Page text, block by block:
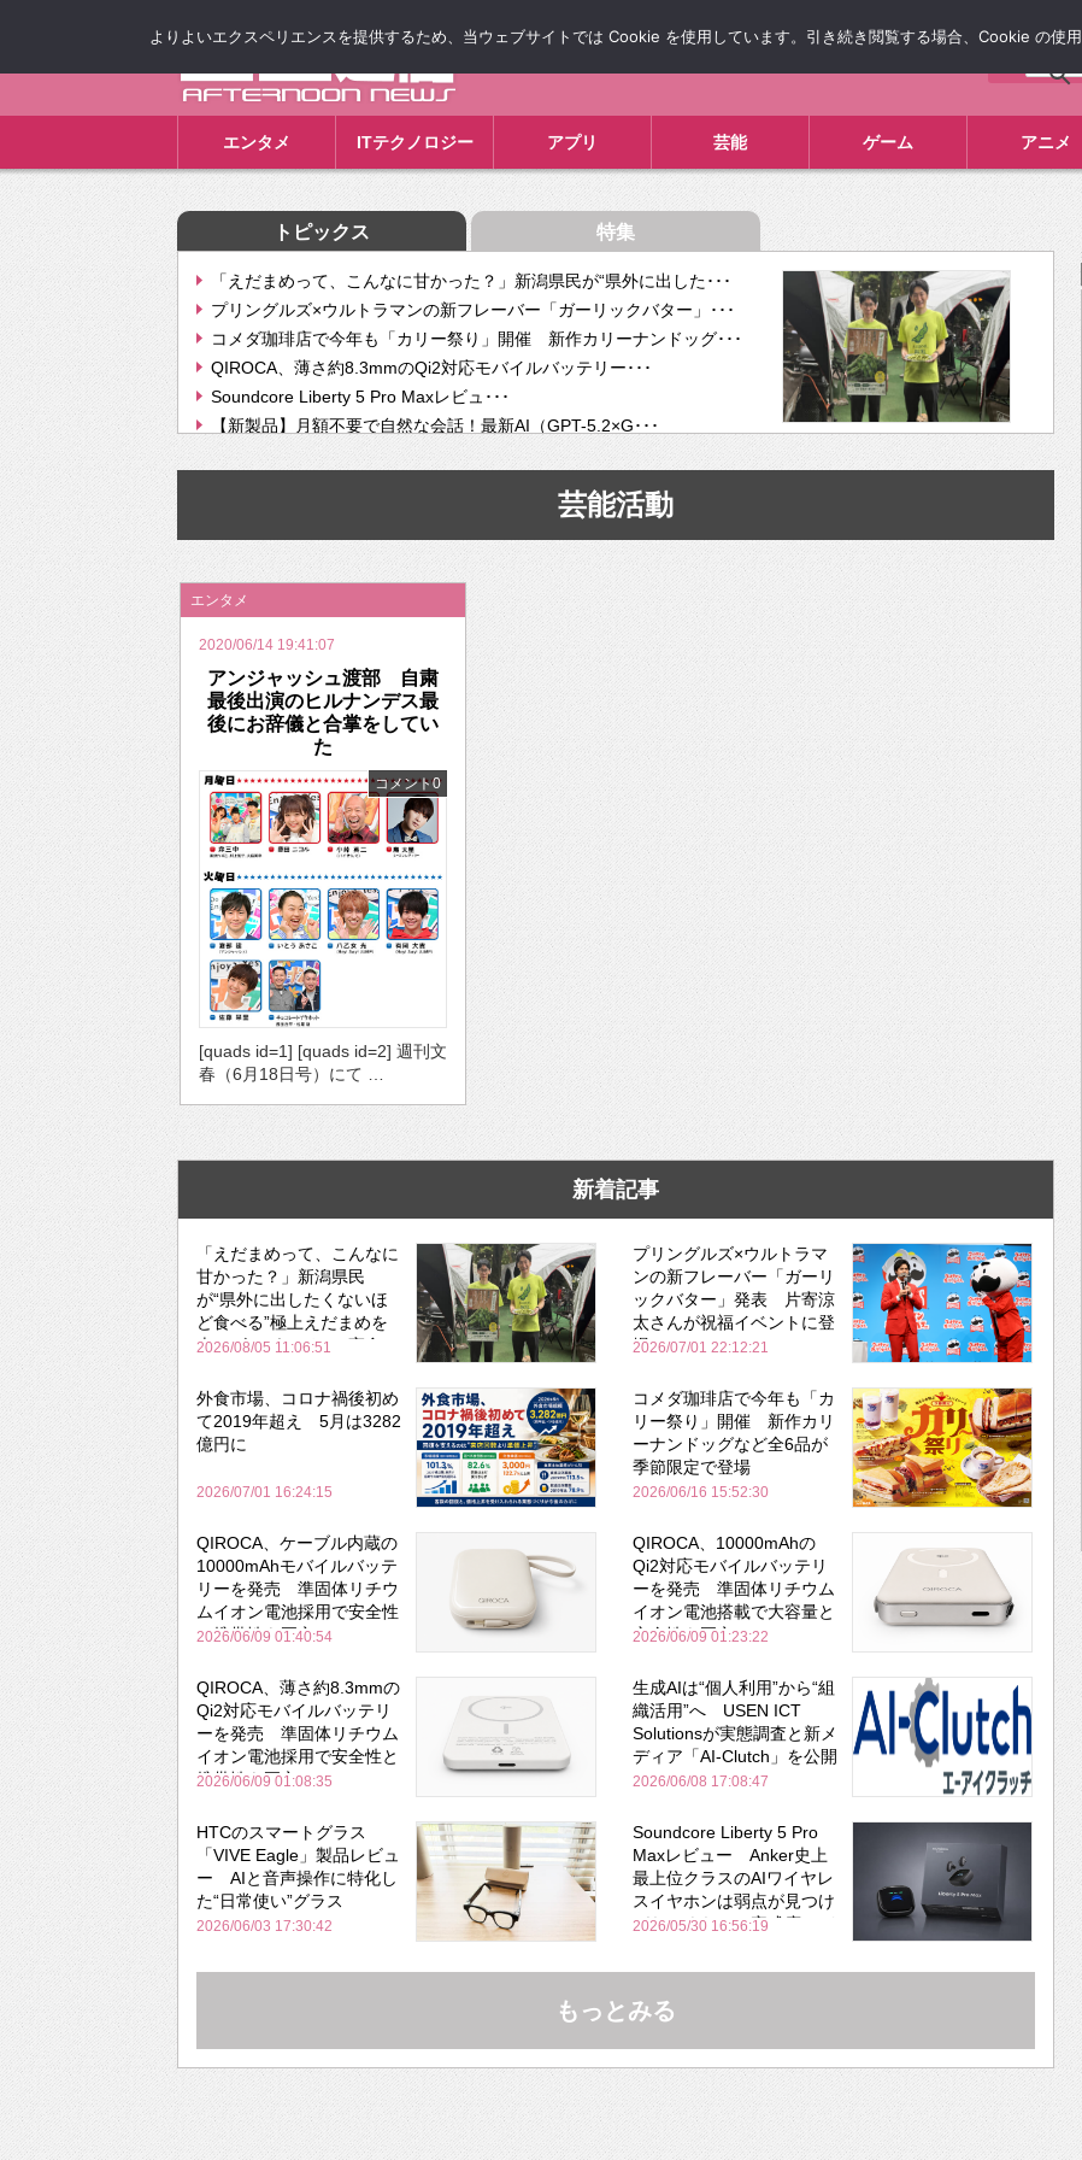
エンタメ ITテクノロジー アプリ 芸能 ゲーム アニメ
トピックス 特集
「えだまめって、こんなに甘かった？」新潟県民が“県外に出した･･･
プリングルズ×ウルトラマンの新フレーバー「ガーリックバター」･･･
コメダ珈琲店で今年も「カリー祭り」開催 新作カリーナンドッグ･･･
QIROCA、薄さ約8.3mmのQi2対応モバイルバッテリー･･･
Soundcore Liberty 5 Pro Maxレビュ･･･
【新製品】月額不要で自然な会話！最新AI（GPT-5.2×G･･･
【次世代の没入感と生産性】VITURE Luma Ultra･･･
挫折率8割の壁をAIで突破。ジャストシステム、”自分が今話し･･･
2026年のバレンタインは「自分で作って、想いを渡す」 TE･･･
芸能活動
エンタメ
2020/06/14 19:41:07
アンジャッシュ渡部 自粛
最後出演のヒルナンデス最
後にお辞儀と合掌をしてい
た
コメント0
[quads id=1] [quads id=2] 週刊文
春（6月18日号）にて …
新着記事
「えだまめって、こんなに
甘かった？」新潟県民
が“県外に出したくないほ
ど食べる”極上えだまめを
森のビアガーデンで実食
2026/08/05 11:06:51
プリングルズ×ウルトラマ
ンの新フレーバー「ガーリ
ックバター」発表 片寄涼
太さんが祝福イベントに登
場
2026/07/01 22:12:21
外食市場、コロナ禍後初め
て2019年超え 5月は3282
億円に
2026/07/01 16:24:15
コメダ珈琲店で今年も「カ
リー祭り」開催 新作カリ
ーナンドッグなど全6品が
季節限定で登場
2026/06/16 15:52:30
QIROCA、ケーブル内蔵の
10000mAhモバイルバッテ
リーを発売 準固体リチウ
ムイオン電池採用で安全性
と携帯性を両立
2026/06/09 01:40:54
QIROCA、10000mAhの
Qi2対応モバイルバッテリ
ーを発売 準固体リチウム
イオン電池搭載で大容量と
安全性を両立
2026/06/09 01:23:22
QIROCA、薄さ約8.3mmの
Qi2対応モバイルバッテリ
ーを発売 準固体リチウム
イオン電池採用で安全性と
携帯性を両立
2026/06/09 01:08:35
生成AIは“個人利用”から“組
織活用”へ USEN ICT
Solutionsが実態調査と新メ
ディア「AI-Clutch」を公開
2026/06/08 17:08:47
HTCのスマートグラス
「VIVE Eagle」製品レビュ
ー AIと音声操作に特化し
た“日常使い”グラス
2026/06/03 17:30:42
Soundcore Liberty 5 Pro
Maxレビュー Anker史上
最上位クラスのAIワイヤレ
スイヤホンは弱点が見つけ
づらいくらいの完成度にび
Bose並み
2026/05/30 16:56:19
もっとみる
:
よりよいエクスペリエンスを提供するため、当ウェブサイトでは Cookie を使用しています。引き続き閲覧する場合、Cookie の使